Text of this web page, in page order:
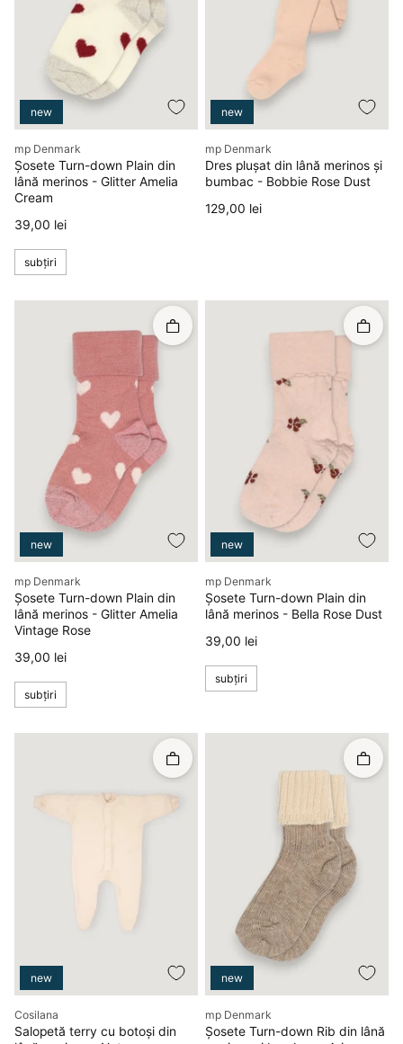
Șosete Turn-down Plain din
lână merinos - Glitter Amelia
Cream
new
Producător
mp Denmark
Preț
39,00 lei
subțiri
Dres plușat din lână merinos și
bumbac - Bobbie Rose Dust
new
Producător
mp Denmark
Preț
129,00 lei
Șosete Turn-down Plain din
lână merinos - Glitter Amelia
Vintage Rose
new
Rapid în coș
Producător
mp Denmark
Preț
39,00 lei
subțiri
Șosete Turn-down Plain din
lână merinos - Bella Rose Dust
new
Rapid
Producător
mp Denmark
Preț
39,00 lei
subțiri
Salopetă terry cu botoși din
new
Rapid în coș
Producător
Cosilana
Șosete Turn-down Rib din lână
new
Rapid
Producător
mp Denmark